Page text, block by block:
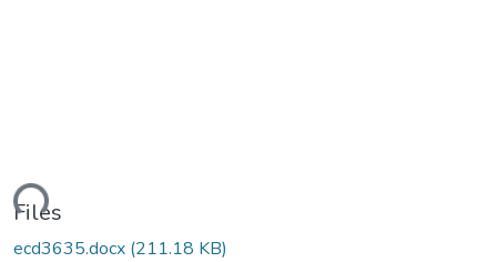
Files
ecd3635.docx (211.18 KB)